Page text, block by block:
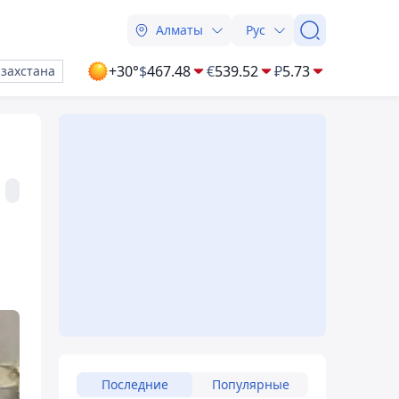
Алматы Рус
+30°$467.48 €539.52 ₽5.73
Последние Популярные